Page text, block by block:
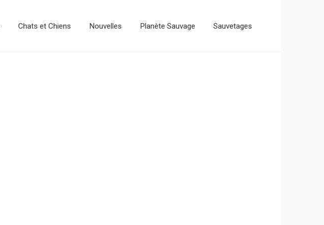
Chats et Chiens Nouvelles Planète Sauvage Sauvetages